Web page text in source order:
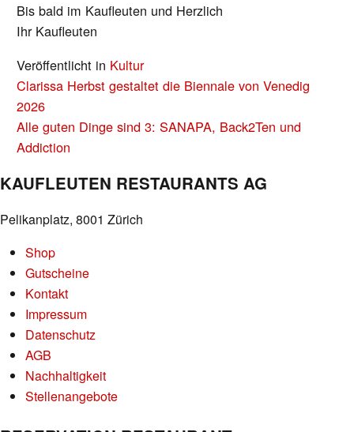
Bis bald im Kaufleuten und Herzlich
Ihr Kaufleuten
Veröffentlicht in Kultur
BEITRAGS-
NAVIGATION
Clarissa Herbst gestaltet die Biennale von Venedig
2026
Alle guten Dinge sind 3: SANAPA, Back2Ten und
Addiction
KAUFLEUTEN RESTAURANTS AG
Pelikanplatz, 8001 Zürich
Shop
Gutscheine
Kontakt
Impressum
Datenschutz
AGB
Nachhaltigkeit
Stellenangebote